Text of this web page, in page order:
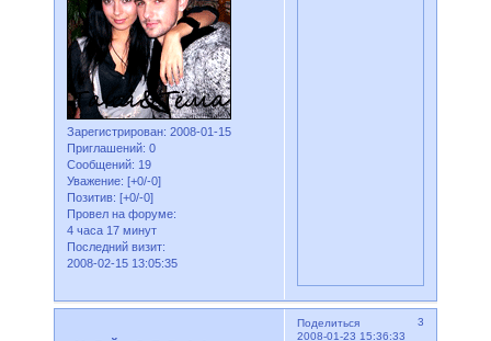
Зарегистрирован: 2008-01-15
Приглашений: 0
Сообщений: 19
Уважение: [+0/-0]
Позитив: [+0/-0]
Провел на форуме:
4 часа 17 минут
Последний визит:
2008-02-15 13:05:35
Поделиться
3
2008-01-23 15:36:33